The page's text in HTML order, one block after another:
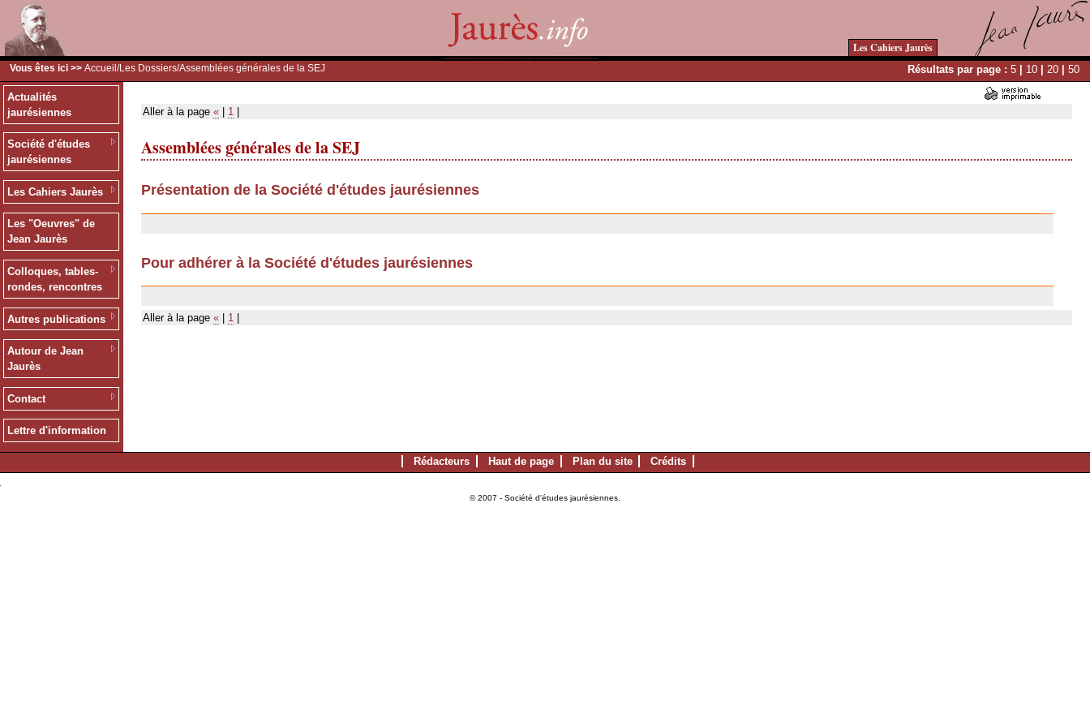
Les Cahiers Jaurès
Vous êtes ici >> Accueil /Les Dossiers/Assemblées générales de la SEJ Résultats par page : 5 | 10 | 20 | 50
Actualités
jaurésiennes
Société d'études
jaurésiennes
Les Cahiers Jaurès
Les "Oeuvres" de
Jean Jaurès
Colloques, tables-
rondes, rencontres
Autres publications
Autour de Jean
Jaurès
Contact
Lettre d'information
Aller à la page « 1
Assemblées générales de la SEJ
Présentation de la Société d'études jaurésiennes
Pour adhérer à la Société d'études jaurésiennes
Aller à la page « 1
Rédacteurs Haut de page Plan du site Crédits
© 2007 - Société d'études jaurésiennes.